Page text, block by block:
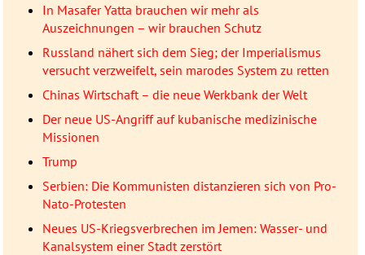
In Masafer Yatta brauchen wir mehr als
Auszeichnungen – wir brauchen Schutz
Russland nähert sich dem Sieg; der Imperialismus
versucht verzweifelt, sein marodes System zu retten
Chinas Wirtschaft – die neue Werkbank der Welt
Der neue US-Angriff auf kubanische medizinische
Missionen
Trump
Serbien: Die Kommunisten distanzieren sich von Pro-
Nato-Protesten
Neues US-Kriegsverbrechen im Jemen: Wasser- und
Kanalsystem einer Stadt zerstört